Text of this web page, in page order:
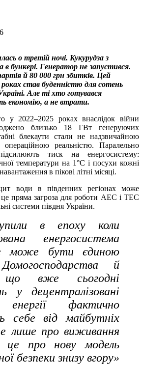
о третій ночі. Кукурудза з
в бункері. Генератор не запустився.
й 80 000 грн збитків. Цей
роках став буденністю для сотень
Але ті хто готувався
економію, а не втрати.
у 2022–2025 роках внаслідок війни
близько 18 ГВт генеруючих
блекаути стали не надзвичайною
операційною реальністю. Паралельно
тиск на енергосистему:
температури на 1°C і посухи кожні
в пікові літні місяці.
води в південних регіонах може
пряма загроза для роботи АЕС і ТЕС
системи півдня України.
в епоху коли
енергосистема
може бути єдиною
й
що вже сьогодні
у децентралізовані
фактично
себе від майбутніх
лише про виживання
про нову модель
безпеки знизу вгору»